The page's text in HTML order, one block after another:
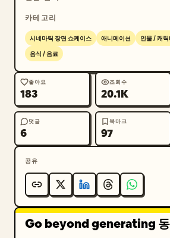
임. 주변음: 불꽃 소리.
cut7: 매크로 샷. 금속 머그컵을 버
변음: 금속이 부딪히는 소리.
기포가 생기며 서서히 끓기 시작함.
소리.
cut9: 익스트림 클로즈업. 손가락
리에 살짝 닿았다가 뜨거워서 재빨
살짝 닿는 소리.
동함. 조용하고 텅 빈 숲. 주변음:
바람 소리, 새소리. 긴 지속 시간.
cut11: 대각선 측면 매크로 샷. 양손
을 NIPPON 컵에 천천히 따름. 흰
살에 반짝임. 주변음: 물 따르는 소
카테고리
시네마틱 장면 쇼케이스 애니메이션 인물 / 캐릭
음식 / 음료
좋아요
183
조회수
20.1K
댓글
6
북마크
97
공유
Go beyond generating